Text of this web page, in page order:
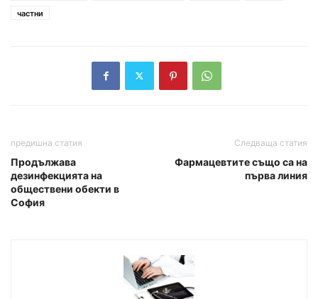
частни
предишна статия
Продължава
дезинфекцията на
обществени обекти в
София
Следваща статия
Фармацевтите също са на
първа линия